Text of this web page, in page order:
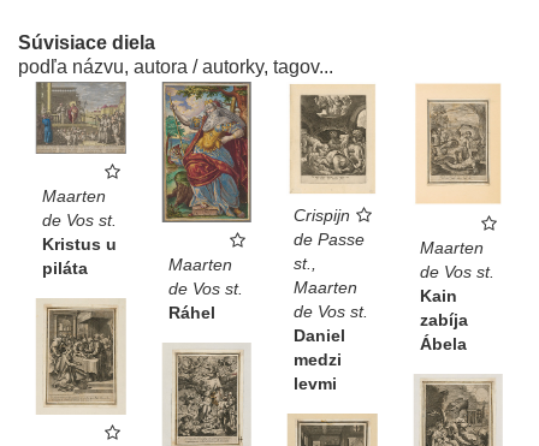
Súvisiace diela
podľa názvu, autora / autorky, tagov...
Maarten
de Vos st.
Kristus u
piláta
Maarten
de Vos st.
Ráhel
Crispijn
de Passe
st.,
Maarten
de Vos st.
Daniel
medzi
levmi
Maarten
de Vos st.
Kain
zabíja
Ábela